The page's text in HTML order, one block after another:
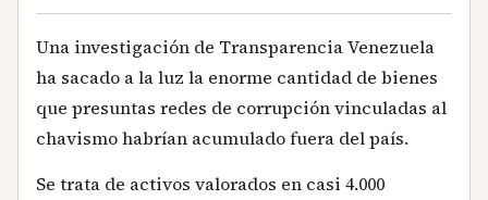
Una investigación de Transparencia Venezuela
ha sacado a la luz la enorme cantidad de bienes
que presuntas redes de corrupción vinculadas al
chavismo habrían acumulado fuera del país.
Se trata de activos valorados en casi 4.000